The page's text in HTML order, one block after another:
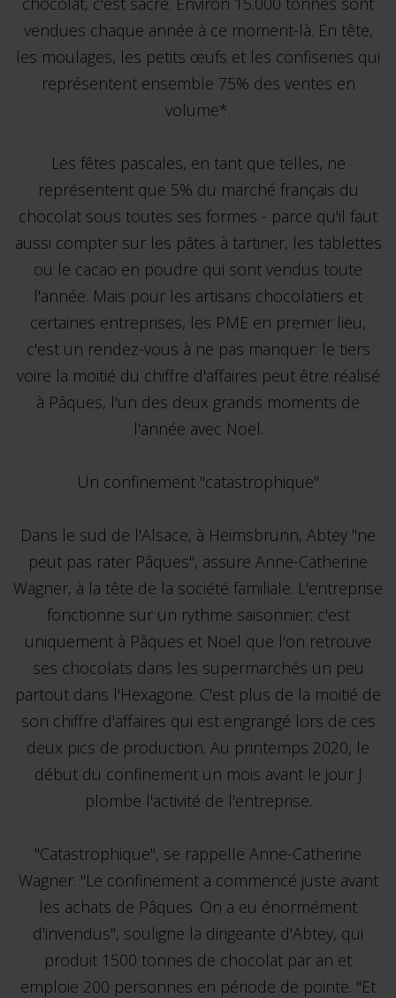
vendues chaque année à ce moment-là. En tête,
les moulages, les petits œufs et les confiseries qui
représentent ensemble 75% des ventes en
volume*.
Les fêtes pascales, en tant que telles, ne
représentent que 5% du marché français du
chocolat sous toutes ses formes - parce qu'il faut
aussi compter sur les pâtes à tartiner, les tablettes
ou le cacao en poudre qui sont vendus toute
l'année. Mais pour les artisans chocolatiers et
certaines entreprises, les PME en premier lieu,
c'est un rendez-vous à ne pas manquer: le tiers
voire la moitié du chiffre d'affaires peut être réalisé
à Pâques, l'un des deux grands moments de
l'année avec Noël.
Un confinement "catastrophique"
Dans le sud de l'Alsace, à Heimsbrunn, Abtey "ne
peut pas rater Pâques", assure Anne-Catherine
Wagner, à la tête de la société familiale. L'entreprise
fonctionne sur un rythme saisonnier: c'est
uniquement à Pâques et Noël que l'on retrouve
ses chocolats dans les supermarchés un peu
partout dans l'Hexagone. C'est plus de la moitié de
son chiffre d'affaires qui est engrangé lors de ces
deux pics de production. Au printemps 2020, le
début du confinement un mois avant le jour J
plombe l'activité de l'entreprise.
"Catastrophique", se rappelle Anne-Catherine
Wagner. "Le confinement a commencé juste avant
les achats de Pâques. On a eu énormément
d'invendus", souligne la dirigeante d'Abtey, qui
produit 1500 tonnes de chocolat par an et
emploie 200 personnes en période de pointe. "Et